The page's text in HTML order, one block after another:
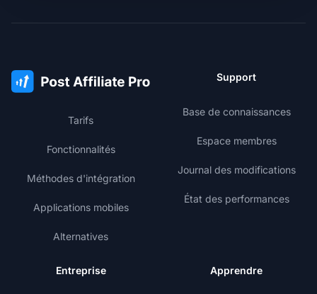
Tarifs
Fonctionnalités
Méthodes d'intégration
Applications mobiles
Alternatives
Support
Base de connaissances
Espace membres
Journal des modifications
État des performances
Entreprise Apprendre